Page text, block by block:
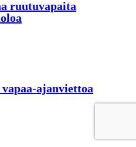
ruutuvapaita
ajanviettoa